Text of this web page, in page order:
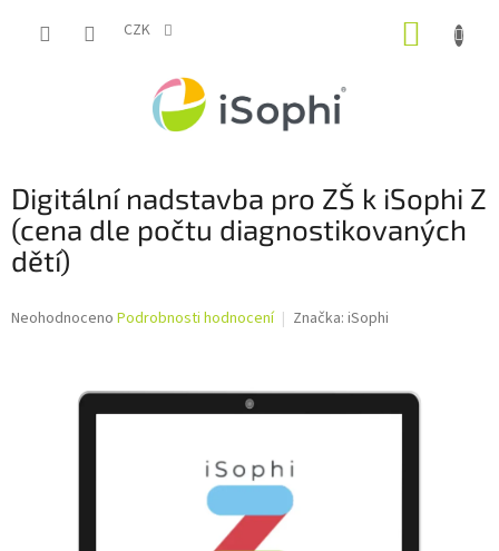
CZK
Digitální nadstavba pro ZŠ k iSophi Z
(cena dle počtu diagnostikovaných
dětí)
Průměrné
Neohodnoceno Podrobnosti hodnocení Značka: iSophi